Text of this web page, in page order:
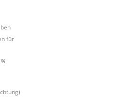
für